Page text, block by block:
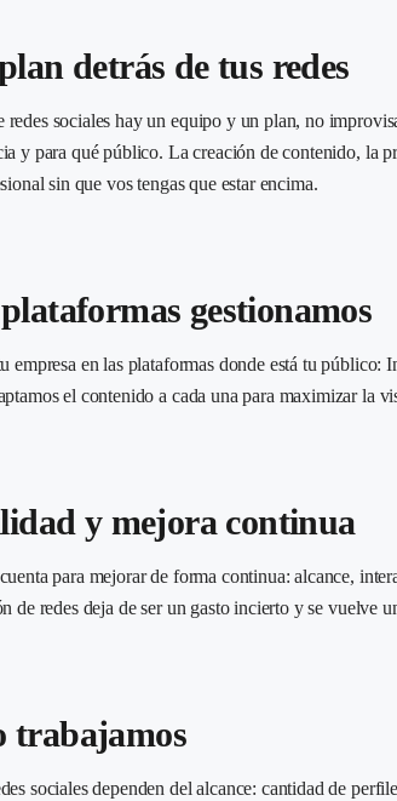
detrás de tus redes
redes sociales hay un equipo y un plan, no
y para qué público. La creación de contenido, la
sin que vos tengas que estar encima.
gestionamos
empresa en las plataformas donde está tu
el contenido a cada una para maximizar la
y mejora continua
para mejorar de forma continua: alcance,
de redes deja de ser un gasto incierto y se vuelve
trabajamos
sociales dependen del alcance: cantidad de